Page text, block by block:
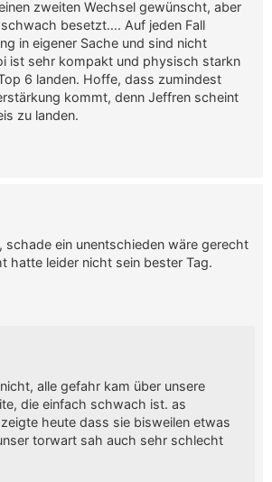
zweiten Wechsel gewünscht, aber
besetzt…. Auf jeden Fall
in eigener Sache und sind nicht
ist sehr kompakt und physisch starkn
6 landen. Hoffe, dass zumindest
kommt, denn Jeffren scheint
zu landen.
schade ein unentschieden wäre gerecht
hatte leider nicht sein bester Tag.
alle gefahr kam über unsere
die einfach schwach ist. as
heute dass sie bisweilen etwas
torwart sah auch sehr schlecht